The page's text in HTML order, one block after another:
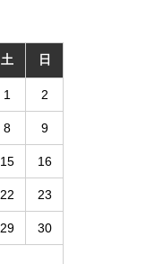
土 日
1 2
8 9
15 16
22 23
29 30